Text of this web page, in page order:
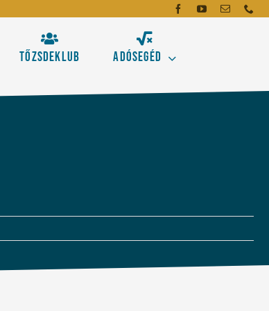
Új!
Tőzsdeklub Adósegéd